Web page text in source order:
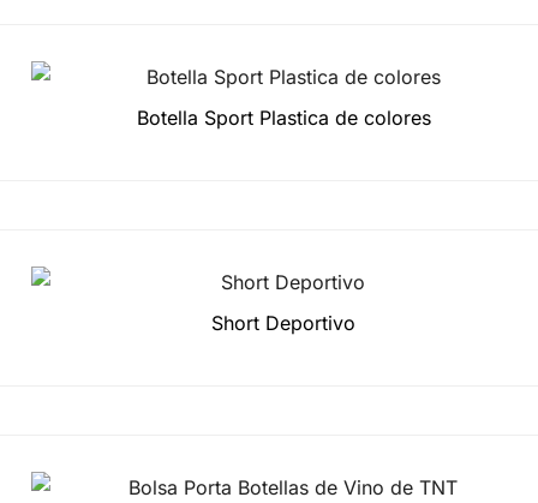
Botella Sport Plastica de colores
Short Deportivo